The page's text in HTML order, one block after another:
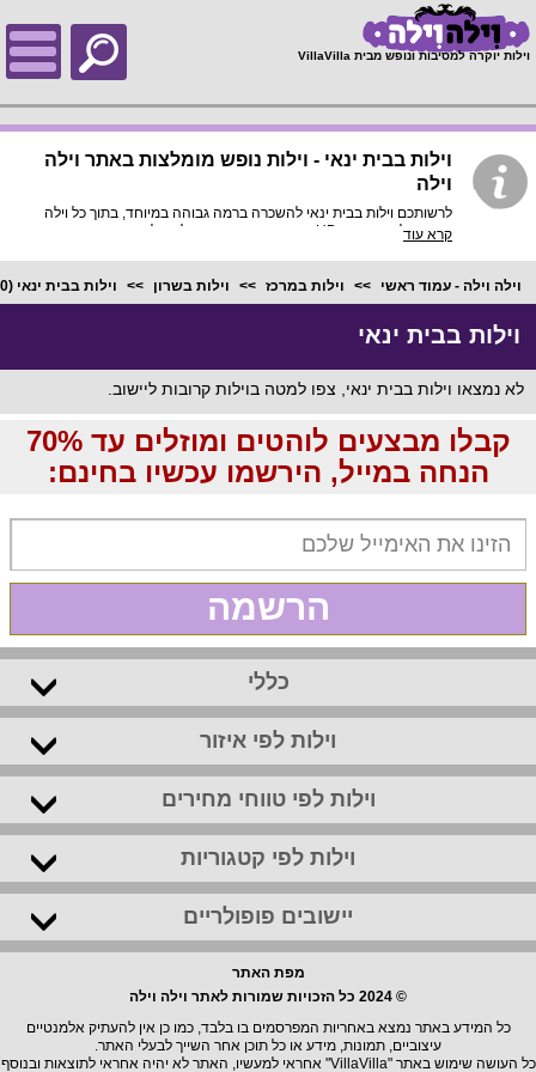
וילות יוקרה למסיבות ונופש מבית VillaVilla
וילות בבית ינאי - וילות נופש מומלצות באתר וילה
וילה
לרשותכם וילות בבית ינאי להשכרה ברמה גבוהה במיוחד, בתוך כל וילה
פירוט מלא, תמונות HD והכי חשוב התאמה מלאה לסמארטפונים
קרא עוד
וילה וילה - עמוד ראשי וילות במרכז וילות בשרון וילות בבית ינאי (0)
וילות בבית ינאי
לא נמצאו וילות בבית ינאי, צפו למטה בוילות קרובות ליישוב.
קבלו מבצעים לוהטים ומוזלים עד 70%
הנחה במייל, הירשמו עכשיו בחינם:
הרשמה
כללי
וילות לפי איזור
וילות לפי טווחי מחירים
וילות לפי קטגוריות
יישובים פופולריים
מפת האתר
© 2024 כל הזכויות שמורות לאתר וילה וילה
כל המידע באתר נמצא באחריות המפרסמים בו בלבד, כמו כן אין להעתיק אלמנטיים
עיצוביים, תמונות, מידע או כל תוכן אחר השייך לבעלי האתר.
כל העושה שימוש באתר "VillaVilla" אחראי למעשיו, האתר לא יהיה אחראי לתוצאות ובנוסף